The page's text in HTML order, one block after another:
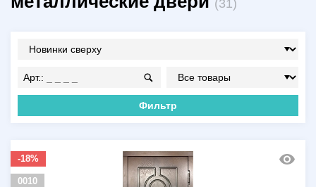
(31)
Арт.:
Фильтр
-18%
0010